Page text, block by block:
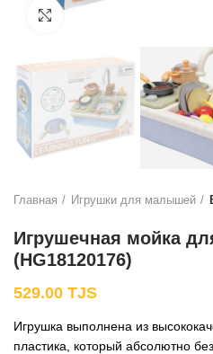
Главная Игрушки для малышей
Игрушечная мойка
(HG18120176)
529.00 TJS
Игрушка выполнена из
пластика, который абсолютно